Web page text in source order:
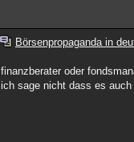
Börsenpropaganda in
finanzberater oder
ich sage nicht dass es